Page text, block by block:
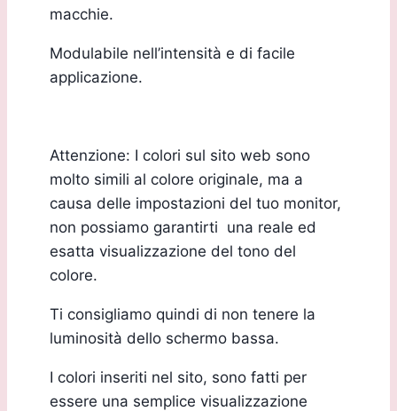
macchie.
Modulabile nell’intensità e di facile
applicazione.
Attenzione: I colori sul sito web sono
molto simili al colore originale, ma a
causa delle impostazioni del tuo monitor,
non possiamo garantirti una reale ed
esatta visualizzazione del tono del
colore.
Ti consigliamo quindi di non tenere la
luminosità dello schermo bassa.
I colori inseriti nel sito, sono fatti per
essere una semplice visualizzazione